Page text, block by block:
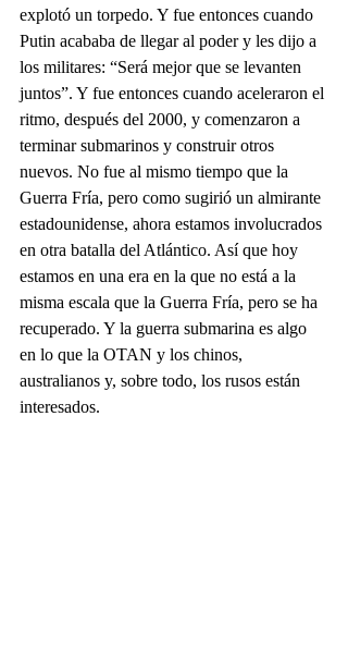
explotó un torpedo. Y fue entonces cuando
Putin acababa de llegar al poder y les dijo a
los militares: “Será mejor que se levanten
juntos”. Y fue entonces cuando aceleraron el
ritmo, después del 2000, y comenzaron a
terminar submarinos y construir otros
nuevos. No fue al mismo tiempo que la
Guerra Fría, pero como sugirió un almirante
estadounidense, ahora estamos involucrados
en otra batalla del Atlántico. Así que hoy
estamos en una era en la que no está a la
misma escala que la Guerra Fría, pero se ha
recuperado. Y la guerra submarina es algo
en lo que la OTAN y los chinos,
australianos y, sobre todo, los rusos están
interesados.